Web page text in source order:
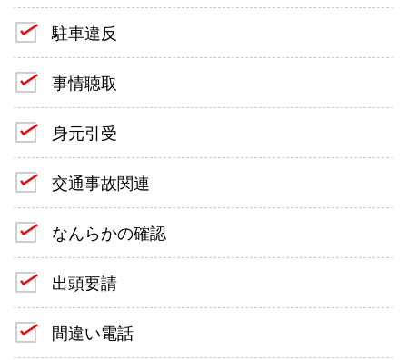
駐車違反
事情聴取
身元引受
交通事故関連
なんらかの確認
出頭要請
間違い電話